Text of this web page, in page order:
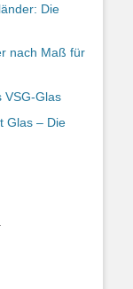
Die
nach Maß für
VSG-Glas
Glas – Die